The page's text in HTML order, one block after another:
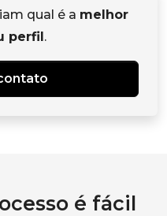
qual é a melhor
perfil.
é fácil